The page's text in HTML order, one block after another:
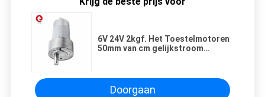
6V 24V 2kgf. Het Toestelmotoren
50mm van cm gelijkstroom
Doorgaan